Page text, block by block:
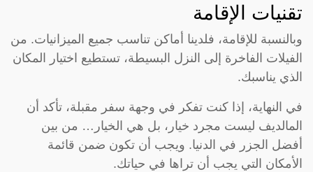
تقنيات الإقامة
وبالنسبة للإقامة، فلدينا أماكن تناسب جميع الميزانيات. من
الفيلات الفاخرة إلى النزل البسيطة، تستطيع اختيار المكان
الذي يناسبك.
في النهاية، إذا كنت تفكر في وجهة سفر مقبلة، تأكد أن
المالديف ليست مجرد خيار، بل هي الخيار… من بين
أفضل الجزر في الدنيا. ويجب أن تكون ضمن قائمة
الأمكان التي يجب أن تراها في حياتك.